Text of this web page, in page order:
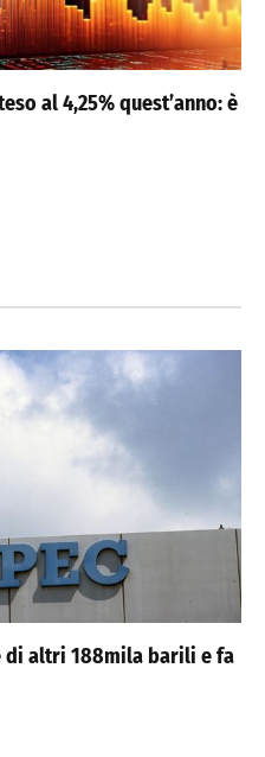
al 4,25% quest’anno: è
di altri 188mila barili e fa